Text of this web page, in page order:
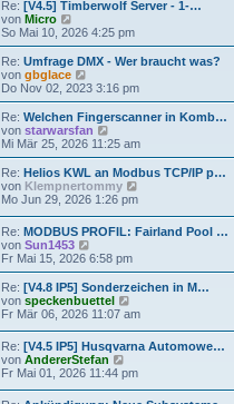
r
a
g
B
e
t
r
a
g
e
t
e
r
B
e
i
r
a
g
Re: [V4.5] Timberwolf Server - 1-…
von Micro
e
u
e
s
t
e
r
B
e
i
t
r
a
g
So Mai 10, 2026 4:25 pm
Re: Umfrage DMX - Wer braucht was?
von gbglace
e
u
e
s
t
e
B
e
i
t
r
a
g
Do Nov 02, 2023 3:16 pm
Re: Welchen Fingerscanner in Komb…
von starwarsfan
e
u
e
s
t
B
i
t
r
a
g
Mi Mär 25, 2026 11:25 am
Re: Helios KWL an Modbus TCP/IP p…
von Klempnertommy
e
s
B
i
t
r
Mo Jun 29, 2026 1:26 pm
Re: MODBUS PROFIL: Fairland Pool …
von Sun1453
e
u
e
s
t
B
e
i
t
Fr Mai 15, 2026 6:58 pm
Re: [V4.8 IP5] Sonderzeichen in M…
von speckenbuettel
e
s
e
r
Fr Mär 06, 2026 11:07 am
Re: [V4.5 IP5] Husqvarna Automowe…
von AndererStefan
e
Fr Mai 01, 2026 11:44 pm